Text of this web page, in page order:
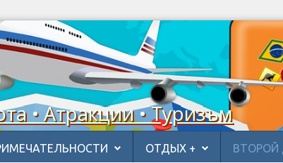
• Атракции • Туризъм
ОТДЫХ + ВТОРОЙ